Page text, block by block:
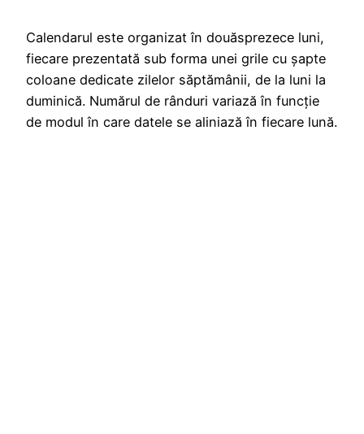
Calendarul este organizat în douăsprezece luni,
fiecare prezentată sub forma unei grile cu șapte
coloane dedicate zilelor săptămânii, de la luni la
duminică. Numărul de rânduri variază în funcție
de modul în care datele se aliniază în fiecare lună.